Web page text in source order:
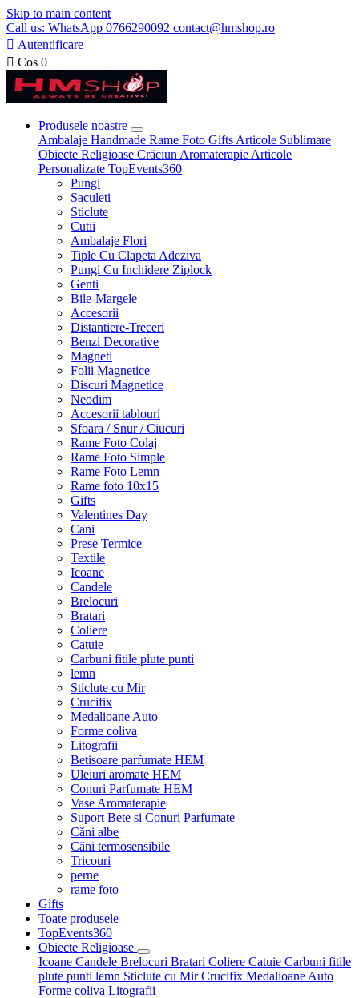
Skip to main content
Call us: WhatsApp 0766290092 contact@hmshop.ro
 Autentificare
 Cos 0
Produsele noastre
Ambalaje Handmade Rame Foto Gifts Articole Sublimare
Obiecte Religioase Crăciun Aromaterapie Articole
Personalizate TopEvents360
Pungi
Saculeti
Sticlute
Cutii
Ambalaje Flori
Tiple Cu Clapeta Adeziva
Pungi Cu Inchidere Ziplock
Genti
Bile-Margele
Accesorii
Distantiere-Treceri
Benzi Decorative
Magneti
Folii Magnetice
Discuri Magnetice
Neodim
Accesorii tablouri
Sfoara / Snur / Ciucuri
Rame Foto Colaj
Rame Foto Simple
Rame Foto Lemn
Rame foto 10x15
Gifts
Valentines Day
Cani
Prese Termice
Textile
Icoane
Candele
Brelocuri
Bratari
Coliere
Catuie
Carbuni fitile plute punti
lemn
Sticlute cu Mir
Crucifix
Medalioane Auto
Forme coliva
Litografii
Betisoare parfumate HEM
Uleiuri aromate HEM
Conuri Parfumate HEM
Vase Aromaterapie
Suport Bete si Conuri Parfumate
Căni albe
Căni termosensibile
Tricouri
perne
rame foto
Gifts
Toate produsele
TopEvents360
Obiecte Religioase
Icoane Candele Brelocuri Bratari Coliere Catuie Carbuni fitile
plute punti lemn Sticlute cu MirCrucifix Medalioane Auto
Forme coliva Litografii